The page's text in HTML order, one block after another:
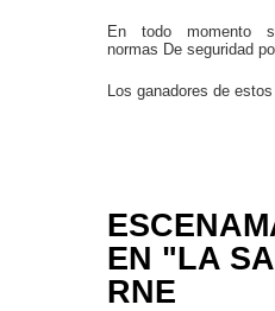
En todo momento
normas De seguridad
Los ganadores de
EN "LA
RNE